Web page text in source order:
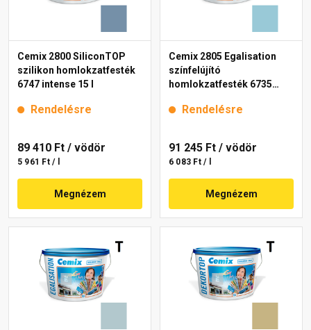
Cemix 2800 SiliconTOP
szilikon homlokzatfesték
6747 intense 15 l
Rendelésre
89 410 Ft / vödör
5 961 Ft / l
Megnézem
Cemix 2805 Egalisation
színfelújító
homlokzatfesték 6735
Rendelésre
91 245 Ft / vödör
6 083 Ft / l
Megnézem